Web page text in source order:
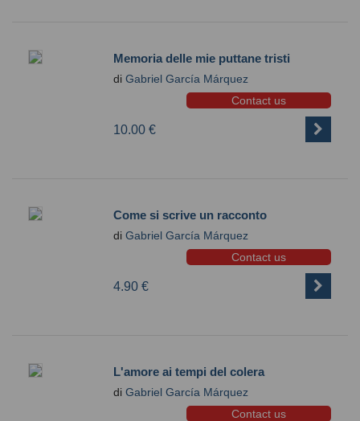
Memoria delle mie puttane tristi
di Gabriel García Márquez
Contact us
10.00 €
Come si scrive un racconto
di Gabriel García Márquez
Contact us
4.90 €
L'amore ai tempi del colera
di Gabriel García Márquez
Contact us